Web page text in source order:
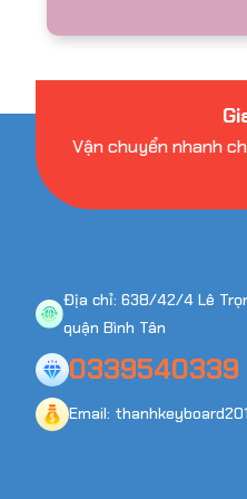
Vận chuyển nhanh
Địa chỉ: 638/42/4 Lê
quận Bình Tân
0339540339
Email: